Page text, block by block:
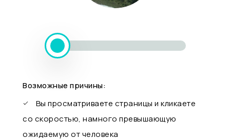
Возможные причины:
Вы просматриваете страницы и кликаете
со скоростью, намного превышающую
ожидаемую от человека